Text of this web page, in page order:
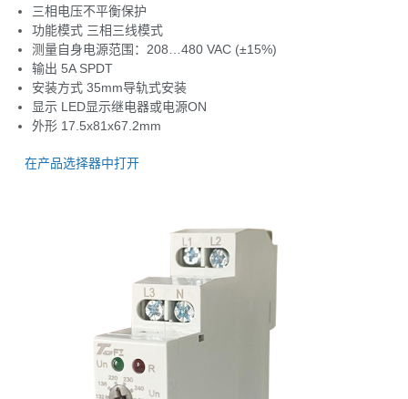
三相电压不平衡保护
功能模式 三相三线模式
测量自身电源范围：208…480 VAC (±15%)
输出 5A SPDT
安装方式 35mm导轨式安装
显示 LED显示继电器或电源ON
外形 17.5x81x67.2mm
在产品选择器中打开